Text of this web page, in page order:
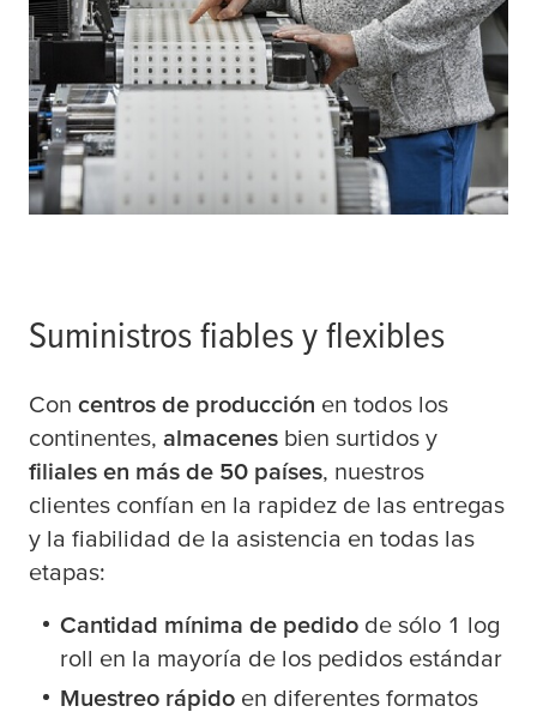
Suministros fiables y flexibles
Con centros de producción en todos los
continentes, almacenes bien surtidos y
filiales en más de 50 países, nuestros
clientes confían en la rapidez de las entregas
y la fiabilidad de la asistencia en todas las
etapas:
Cantidad mínima de pedido de sólo 1 log
roll en la mayoría de los pedidos estándar
Muestreo rápido en diferentes formatos